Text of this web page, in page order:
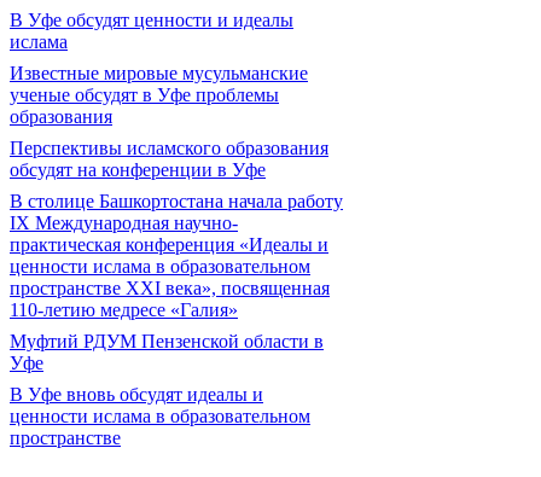
В Уфе обсудят ценности и идеалы
ислама
Известные мировые мусульманские
ученые обсудят в Уфе проблемы
образования
Перспективы исламского образования
обсудят на конференции в Уфе
В столице Башкортостана начала работу
IX Международная научно-
практическая конференция «Идеалы и
ценности ислама в образовательном
пространстве XXI века», посвященная
110-летию медресе «Галия»
Муфтий РДУМ Пензенской области в
Уфе
В Уфе вновь обсудят идеалы и
ценности ислама в образовательном
пространстве